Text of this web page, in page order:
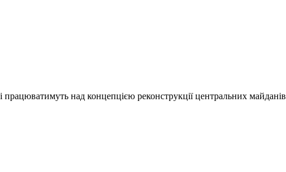
над концепцією реконструкції центральних майданів